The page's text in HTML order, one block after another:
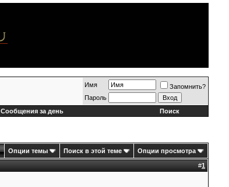
Имя
Запомнить?
Пароль
Сообщения за день Поиск
Опции темы Поиск в этой теме Опции просмотра
#1